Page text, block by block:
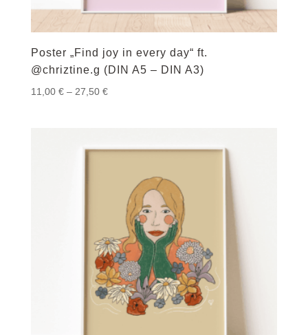
Poster „Find joy in every day“ ft.
@chriztine.g (DIN A5 – DIN A3)
11,00 € – 27,50 €Preisspanne: